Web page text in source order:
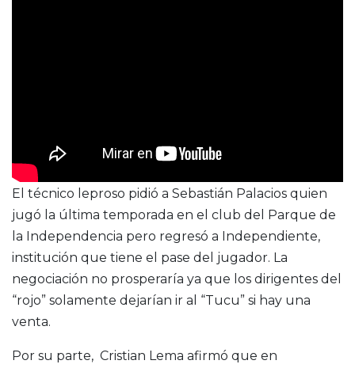
El técnico leproso pidió a Sebastián Palacios quien
jugó la última temporada en el club del Parque de
la Independencia pero regresó a Independiente,
institución que tiene el pase del jugador. La
negociación no prosperaría ya que los dirigentes del
“rojo” solamente dejarían ir al “Tucu” si hay una
venta.
Por su parte, Cristian Lema afirmó que en